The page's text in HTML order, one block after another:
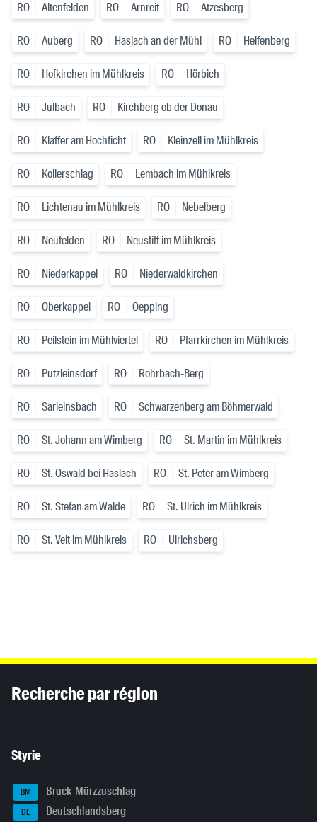
RO Altenfelden RO Arnreit RO Atzesberg
RO Auberg RO Haslach an der Mühl RO Helfenberg
RO Hofkirchen im Mühlkreis RO Hörbich
RO Julbach RO Kirchberg ob der Donau
RO Klaffer am Hochficht RO Kleinzell im Mühlkreis
RO Kollerschlag RO Lembach im Mühlkreis
RO Lichtenau im Mühlkreis RO Nebelberg
RO Neufelden RO Neustift im Mühlkreis
RO Niederkappel RO Niederwaldkirchen
RO Oberkappel RO Oepping
RO Peilstein im Mühlviertel RO Pfarrkirchen im Mühlkreis
RO Putzleinsdorf RO Rohrbach-Berg
RO Sarleinsbach RO Schwarzenberg am Böhmerwald
RO St. Johann am Wimberg RO St. Martin im Mühlkreis
RO St. Oswald bei Haslach RO St. Peter am Wimberg
RO St. Stefan am Walde RO St. Ulrich im Mühlkreis
RO St. Veit im Mühlkreis RO Ulrichsberg
Recherche par région
Styrie
BM Bruck-Mürzzuschlag
DL Deutschlandsberg